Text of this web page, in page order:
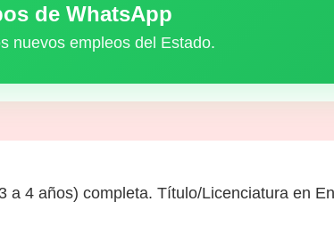
de WhatsApp
nuevos empleos del Estado.
a 4 años) completa. Título/Licenciatura en